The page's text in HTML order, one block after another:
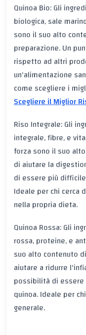
Quinoa Bio: Gli
biologica, sale
sono il suo alto
preparazione. Un
rispetto ad altri
un'alimentazione
come scegliere i
Scegliere il Miglior
Riso Integrale: Gli
integrale, fibre, e
forza sono il suo
di aiutare la
di essere più
Ideale per chi cerca
nella propria dieta.
Quinoa Rossa: Gli
rossa, proteine, e
suo alto contenuto
aiutare a ridurre
possibilità di
quinoa. Ideale per
generale.